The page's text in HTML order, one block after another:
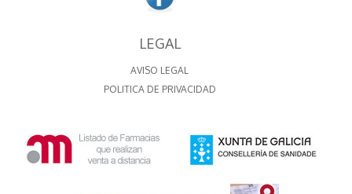
LEGAL
AVISO LEGAL
POLITICA DE PRIVACIDAD